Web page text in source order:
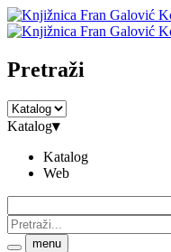
Pretraži
Katalog▾
Katalog
Web
menu